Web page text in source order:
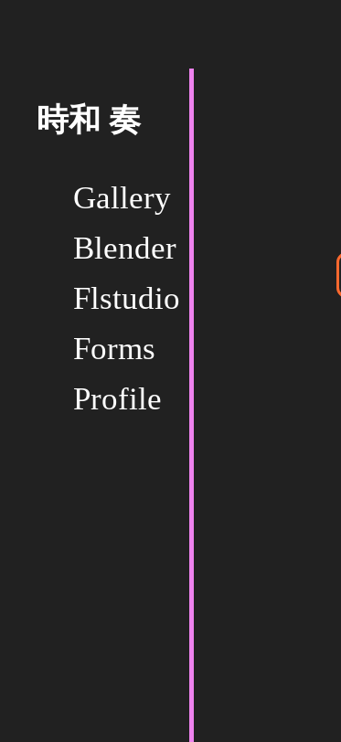
時和 奏
Gallery
Blender
Flstudio
Forms
Profile